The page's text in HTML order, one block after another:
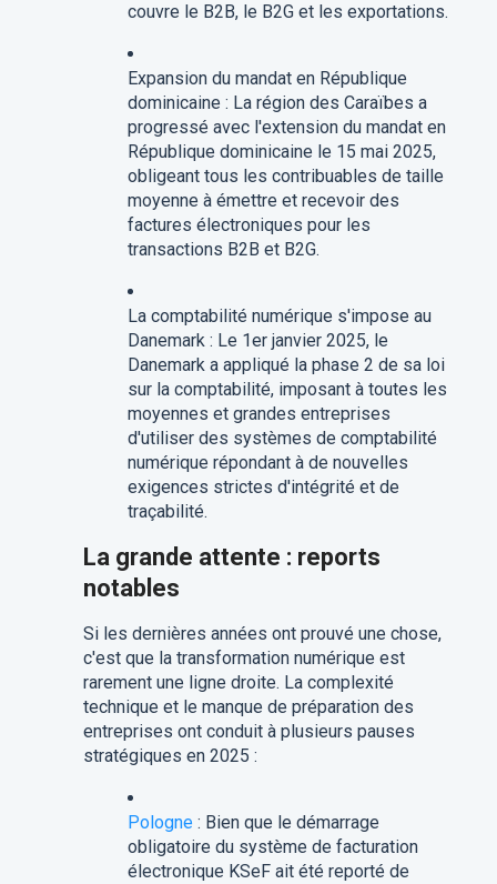
couvre le B2B, le B2G et les exportations.
Expansion du mandat en République
dominicaine : La région des Caraïbes a
progressé avec l'extension du mandat en
République dominicaine le 15 mai 2025,
obligeant tous les contribuables de taille
moyenne à émettre et recevoir des
factures électroniques pour les
transactions B2B et B2G.
La comptabilité numérique s'impose au
Danemark : Le 1er janvier 2025, le
Danemark a appliqué la phase 2 de sa loi
sur la comptabilité, imposant à toutes les
moyennes et grandes entreprises
d'utiliser des systèmes de comptabilité
numérique répondant à de nouvelles
exigences strictes d'intégrité et de
traçabilité.
La grande attente : reports
notables
Si les dernières années ont prouvé une chose,
c'est que la transformation numérique est
rarement une ligne droite. La complexité
technique et le manque de préparation des
entreprises ont conduit à plusieurs pauses
stratégiques en 2025 :
Pologne: Bien que le démarrage
obligatoire du système de facturation
électronique KSeF ait été reporté de